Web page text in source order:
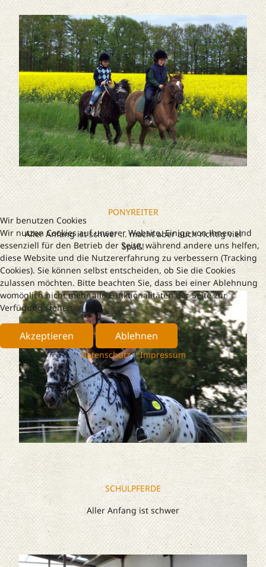
PONYREITER
Aller Anfang ist schwer ... macht aber auch richtig viel
Spaß!
SCHULPFERDE
Aller Anfang ist schwer
Wir benutzen Cookies
Wir nutzen Cookies auf unserer Website. Einige von ihnen sind
essenziell für den Betrieb der Seite, während andere uns helfen,
diese Website und die Nutzererfahrung zu verbessern (Tracking
Cookies). Sie können selbst entscheiden, ob Sie die Cookies
zulassen möchten. Bitte beachten Sie, dass bei einer Ablehnung
womöglich nicht mehr alle Funktionalitäten der Seite zur
Verfügung stehen.
Akzeptieren Ablehnen
Datenschutz|Impressum